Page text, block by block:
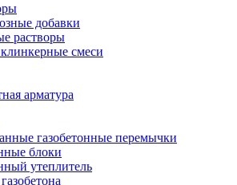
добавки
растворы
смеси
арматура
газобетонные перемычки
блоки
утеплитель